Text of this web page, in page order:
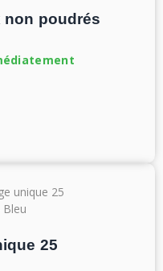
non poudrés
25